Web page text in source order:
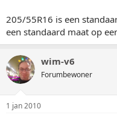
205/55R16 is een
een standaard maat op
wim-v6
Forumbewoner
1 jan 2010